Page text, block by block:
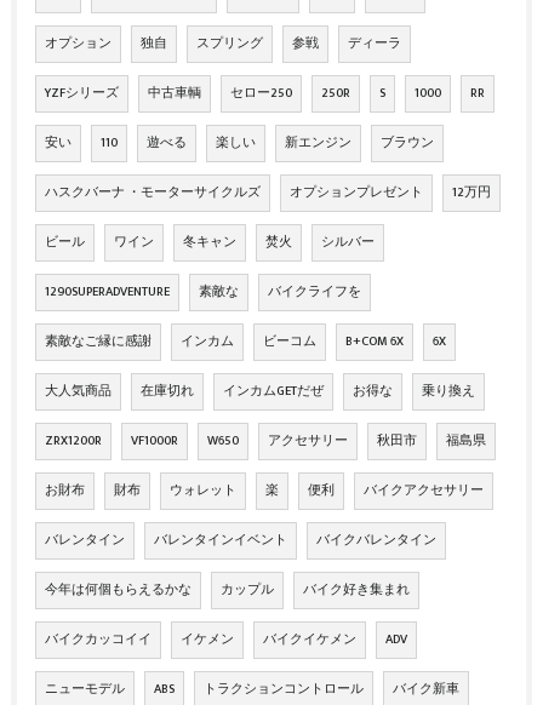
オプション 独自 スプリング 参戦 ディーラ
YZFシリーズ 中古車輌 セロー250 250R S 1000 RR
安い 110 遊べる 楽しい 新エンジン ブラウン
ハスクバーナ ・モーターサイクルズ オプションプレゼント 12万円
ビール ワイン 冬キャン 焚火 シルバー
1290SUPERADVENTURE 素敵な バイクライフを
素敵なご縁に感謝 インカム ビーコム B+COM 6X 6X
大人気商品 在庫切れ インカムGETだぜ お得な 乗り換え
ZRX1200R VF1000R W650 アクセサリー 秋田市 福島県
お財布 財布 ウォレット 楽 便利 バイクアクセサリー
バレンタイン バレンタインイベント バイクバレンタイン
今年は何個もらえるかな カップル バイク好き集まれ
バイクカッコイイ イケメン バイクイケメン ADV
ニューモデル ABS トラクションコントロール バイク新車